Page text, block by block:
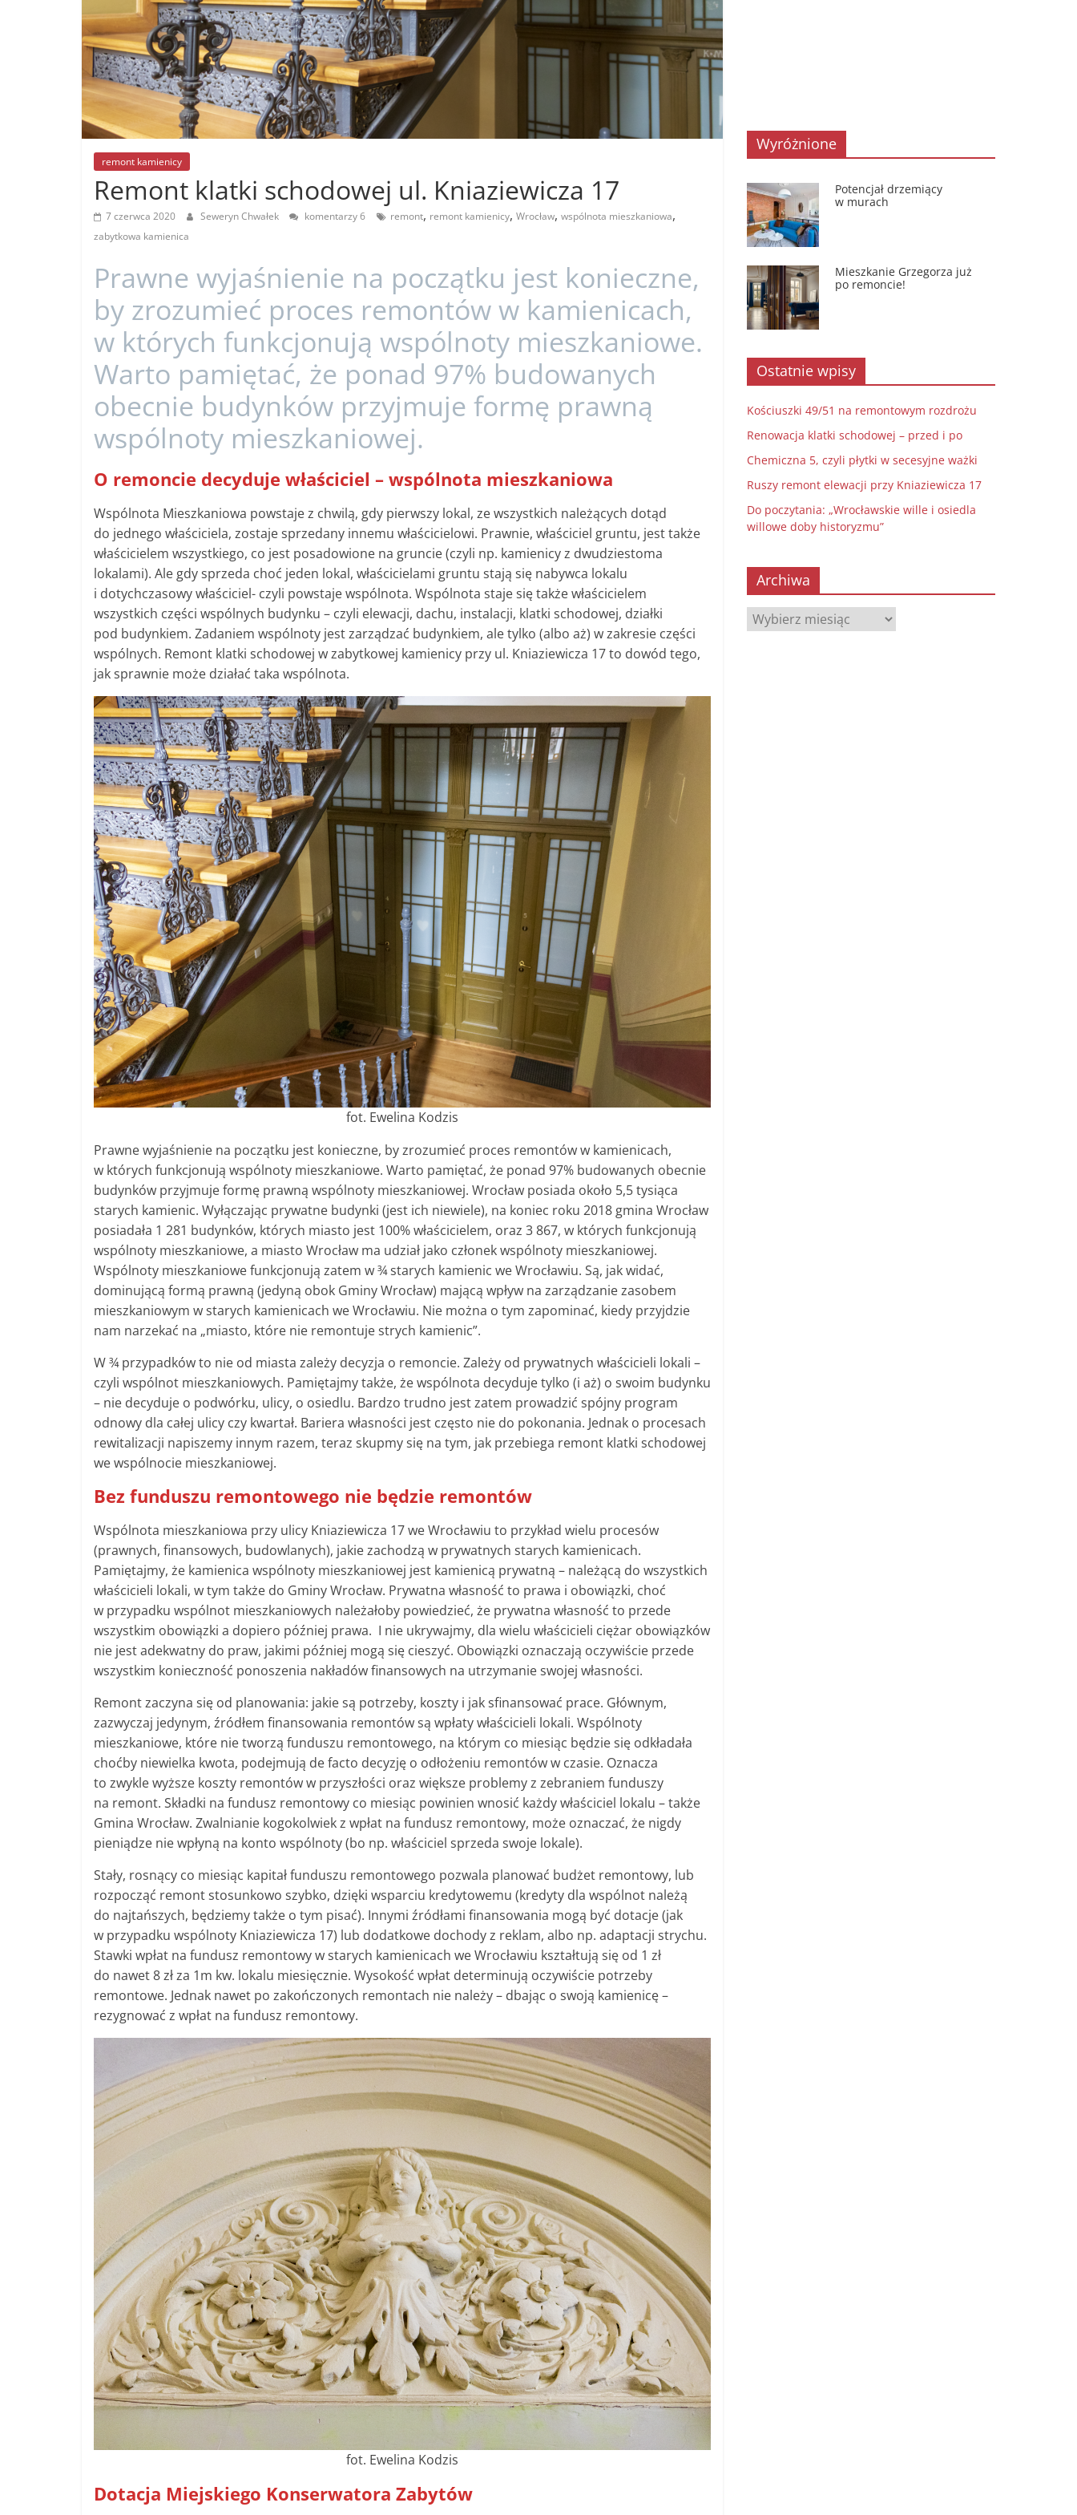
remont kamienicy
Remont klatki schodowej ul. Kniaziewicza 17
7 czerwca 2020 Seweryn Chwałek komentarzy 6 remont, remont kamienicy, Wrocław, wspólnota mieszkaniowa,
zabytkowa kamienica
Prawne wyjaśnienie na początku jest konieczne,
by zrozumieć proces remontów w kamienicach,
w których funkcjonują wspólnoty mieszkaniowe.
Warto pamiętać, że ponad 97% budowanych
obecnie budynków przyjmuje formę prawną
wspólnoty mieszkaniowej.
O remoncie decyduje właściciel – wspólnota mieszkaniowa
Wspólnota Mieszkaniowa powstaje z chwilą, gdy pierwszy lokal, ze wszystkich należących dotąd
do jednego właściciela, zostaje sprzedany innemu właścicielowi. Prawnie, właściciel gruntu, jest także
właścicielem wszystkiego, co jest posadowione na gruncie (czyli np. kamienicy z dwudziestoma
lokalami). Ale gdy sprzeda choć jeden lokal, właścicielami gruntu stają się nabywca lokalu
i dotychczasowy właściciel- czyli powstaje wspólnota. Wspólnota staje się także właścicielem
wszystkich części wspólnych budynku – czyli elewacji, dachu, instalacji, klatki schodowej, działki
pod budynkiem. Zadaniem wspólnoty jest zarządzać budynkiem, ale tylko (albo aż) w zakresie części
wspólnych. Remont klatki schodowej w zabytkowej kamienicy przy ul. Kniaziewicza 17 to dowód tego,
jak sprawnie może działać taka wspólnota.
fot. Ewelina Kodzis
Prawne wyjaśnienie na początku jest konieczne, by zrozumieć proces remontów w kamienicach,
w których funkcjonują wspólnoty mieszkaniowe. Warto pamiętać, że ponad 97% budowanych obecnie
budynków przyjmuje formę prawną wspólnoty mieszkaniowej. Wrocław posiada około 5,5 tysiąca
starych kamienic. Wyłączając prywatne budynki (jest ich niewiele), na koniec roku 2018 gmina Wrocław
posiadała 1 281 budynków, których miasto jest 100% właścicielem, oraz 3 867, w których funkcjonują
wspólnoty mieszkaniowe, a miasto Wrocław ma udział jako członek wspólnoty mieszkaniowej.
Wspólnoty mieszkaniowe funkcjonują zatem w ¾ starych kamienic we Wrocławiu. Są, jak widać,
dominującą formą prawną (jedyną obok Gminy Wrocław) mającą wpływ na zarządzanie zasobem
mieszkaniowym w starych kamienicach we Wrocławiu. Nie można o tym zapominać, kiedy przyjdzie
nam narzekać na „miasto, które nie remontuje strych kamienic”.
W ¾ przypadków to nie od miasta zależy decyzja o remoncie. Zależy od prywatnych właścicieli lokali –
czyli wspólnot mieszkaniowych. Pamiętajmy także, że wspólnota decyduje tylko (i aż) o swoim budynku
– nie decyduje o podwórku, ulicy, o osiedlu. Bardzo trudno jest zatem prowadzić spójny program
odnowy dla całej ulicy czy kwartał. Bariera własności jest często nie do pokonania. Jednak o procesach
rewitalizacji napiszemy innym razem, teraz skupmy się na tym, jak przebiega remont klatki schodowej
we wspólnocie mieszkaniowej.
Bez funduszu remontowego nie będzie remontów
Wspólnota mieszkaniowa przy ulicy Kniaziewicza 17 we Wrocławiu to przykład wielu procesów
(prawnych, finansowych, budowlanych), jakie zachodzą w prywatnych starych kamienicach.
Pamiętajmy, że kamienica wspólnoty mieszkaniowej jest kamienicą prywatną – należącą do wszystkich
właścicieli lokali, w tym także do Gminy Wrocław. Prywatna własność to prawa i obowiązki, choć
w przypadku wspólnot mieszkaniowych należałoby powiedzieć, że prywatna własność to przede
wszystkim obowiązki a dopiero później prawa. I nie ukrywajmy, dla wielu właścicieli ciężar obowiązków
nie jest adekwatny do praw, jakimi później mogą się cieszyć. Obowiązki oznaczają oczywiście przede
wszystkim konieczność ponoszenia nakładów finansowych na utrzymanie swojej własności.
Remont zaczyna się od planowania: jakie są potrzeby, koszty i jak sfinansować prace. Głównym,
zazwyczaj jedynym, źródłem finansowania remontów są wpłaty właścicieli lokali. Wspólnoty
mieszkaniowe, które nie tworzą funduszu remontowego, na którym co miesiąc będzie się odkładała
choćby niewielka kwota, podejmują de facto decyzję o odłożeniu remontów w czasie. Oznacza
to zwykle wyższe koszty remontów w przyszłości oraz większe problemy z zebraniem funduszy
na remont. Składki na fundusz remontowy co miesiąc powinien wnosić każdy właściciel lokalu – także
Gmina Wrocław. Zwalnianie kogokolwiek z wpłat na fundusz remontowy, może oznaczać, że nigdy
pieniądze nie wpłyną na konto wspólnoty (bo np. właściciel sprzeda swoje lokale).
Stały, rosnący co miesiąc kapitał funduszu remontowego pozwala planować budżet remontowy, lub
rozpocząć remont stosunkowo szybko, dzięki wsparciu kredytowemu (kredyty dla wspólnot należą
do najtańszych, będziemy także o tym pisać). Innymi źródłami finansowania mogą być dotacje (jak
w przypadku wspólnoty Kniaziewicza 17) lub dodatkowe dochody z reklam, albo np. adaptacji strychu.
Stawki wpłat na fundusz remontowy w starych kamienicach we Wrocławiu kształtują się od 1 zł
do nawet 8 zł za 1m kw. lokalu miesięcznie. Wysokość wpłat determinują oczywiście potrzeby
remontowe. Jednak nawet po zakończonych remontach nie należy – dbając o swoją kamienicę –
rezygnować z wpłat na fundusz remontowy.
fot. Ewelina Kodzis
Dotacja Miejskiego Konserwatora Zabytów
Wyróżnione
Potencjał drzemiący
w murach
Mieszkanie Grzegorza już
po remoncie!
Ostatnie wpisy
Kościuszki 49/51 na remontowym rozdrożu
Renowacja klatki schodowej – przed i po
Chemiczna 5, czyli płytki w secesyjne ważki
Ruszy remont elewacji przy Kniaziewicza 17
Do poczytania: „Wrocławskie wille i osiedla
willowe doby historyzmu”
Archiwa
Archiwa